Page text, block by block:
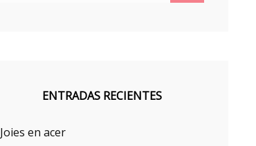
ENTRADAS RECIENTES
Joies en acer